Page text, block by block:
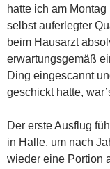
hatte ich am
selbst auferlegter
beim Hausarzt
erwartungsgemäß
Ding eingescannt
geschickt hatte,
Der erste Ausflug
in Halle, um nach
wieder eine Portion